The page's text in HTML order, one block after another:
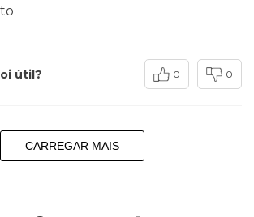
útil? 0 0
CARREGAR MAIS